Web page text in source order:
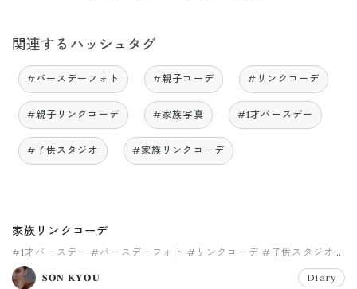
関連するハッシュタグ
#バースデーフォト #親子コーデ #リンクコーデ
#親子リンクコーデ #家族写真 #1才バースデー
#子供スタジオ #家族リンクコーデ
家族リンクコーデ
#1才バースデー #バースデーフォト #リンクコーデ #子供スタジオ
#家族リンクコーデ
𝐒𝐎𝐍 𝐊𝐘𝐎𝐔
Diary